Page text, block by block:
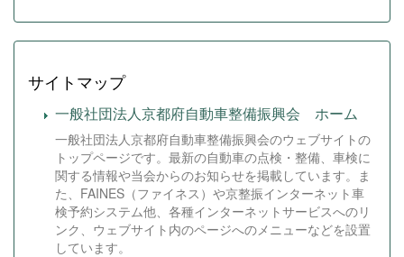
サイトマップ
一般社団法人京都府自動車整備振興会 ホーム
一般社団法人京都府自動車整備振興会のウェブサイトの
トップページです。最新の自動車の点検・整備、車検に
関する情報や当会からのお知らせを掲載しています。ま
た、FAINES（ファイネス）や京整振インターネット車
検予約システム他、各種インターネットサービスへのリ
ンク、ウェブサイト内のページへのメニューなどを設置
しています。